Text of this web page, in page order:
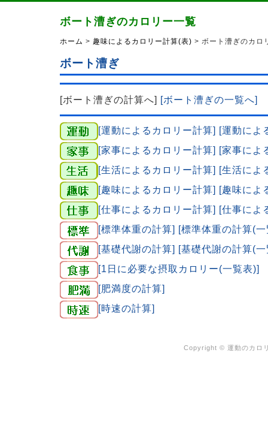
ボート漕ぎのカロリー一覧
ホーム > 趣味によるカロリー計算(表) > ボート漕ぎのカロ
ボート漕ぎ
[ボート漕ぎの計算へ] [ボート漕ぎの一覧へ]
[運動によるカロリー計算] [運動によ
[家事によるカロリー計算] [家事によ
[生活によるカロリー計算] [生活によ
[趣味によるカロリー計算] [趣味によ
[仕事によるカロリー計算] [仕事によ
[標準体重の計算] [標準体重の計算(
[基礎代謝の計算] [基礎代謝の計算(
[1日に必要な摂取カロリー(一覧表)]
[肥満度の計算]
[時速の計算]
Copyright © 運動のカロ